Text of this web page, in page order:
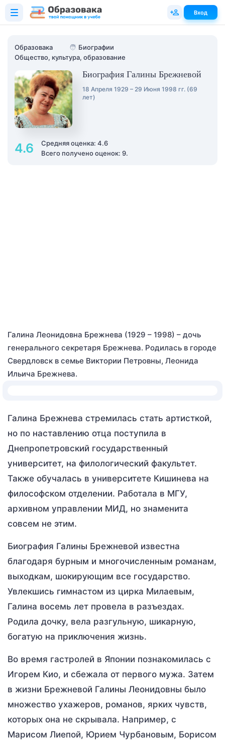
Образовака 🧑 Биографии
Общество, культура, образование
Биография Галины Брежневой
18 Апреля 1929 – 29 Июня 1998 гг. (69
лет)
4.6
Средняя оценка: 4.6
Всего получено оценок: 9.
Галина Леонидовна Брежнева (1929 – 1998) – дочь
генерального секретаря Брежнева. Родилась в городе
Свердловск в семье Виктории Петровны, Леонида
Ильича Брежнева.
Галина Брежнева стремилась стать артисткой,
но по наставлению отца поступила в
Днепропетровский государственный
университет, на филологический факультет.
Также обучалась в университете Кишинева на
философском отделении. Работала в МГУ,
архивном управлении МИД, но знаменита
совсем не этим.
Биография Галины Брежневой известна
благодаря бурным и многочисленным романам,
выходкам, шокирующим все государство.
Увлекшись гимнастом из цирка Милаевым,
Галина восемь лет провела в разъездах.
Родила дочку, вела разгульную, шикарную,
богатую на приключения жизнь.
Во время гастролей в Японии познакомилась с
Игорем Кио, и сбежала от первого мужа. Затем
в жизни Брежневой Галины Леонидовны было
множество ухажеров, романов, ярких чувств,
которых она не скрывала. Например, с
Марисом Лиепой, Юрием Чурбановым, Борисом
Вход